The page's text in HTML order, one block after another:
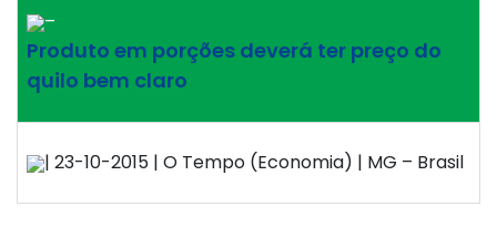
–
Produto em porções deverá ter preço do
quilo bem claro
| 23-10-2015 | O Tempo (Economia) | MG – Brasil